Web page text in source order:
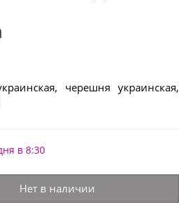
черешня украинская,
в 8:30
Нет в наличии